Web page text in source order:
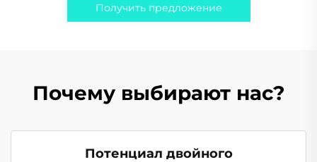
Получить предложение
Почему выбирают нас?
Потенциал двойного